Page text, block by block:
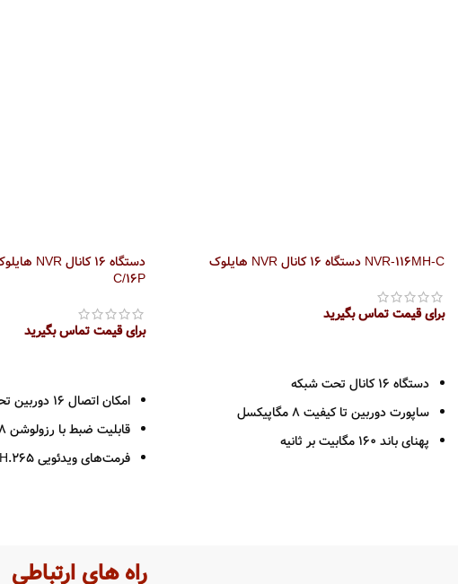
NVR-116MH-C دستگاه 16 کانال NVR هایلوک
برای قیمت تماس بگیرید
دستگاه 16 کانال تحت شبکه
ساپورت دوربین تا کیفیت 8 مگاپیکسل
پهنای باند 160 مگابیت بر ثانیه
C/16P
برای قیمت تماس بگیرید
امکان اتصال 16 دوربین تحت شبکه
قابلیت ضبط با رزولوشن 8 مگاپیکسل
فرمت‌‌های ویدئویی H.265+
2 سال گارانتی پارس ارتباط
راه های ارتباطی